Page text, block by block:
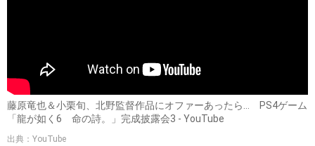
藤原竜也＆小栗旬、北野監督作品にオファーあったら… PS4ゲーム
「龍が如く6 命の詩。」完成披露会3 - YouTube
出典：YouTube